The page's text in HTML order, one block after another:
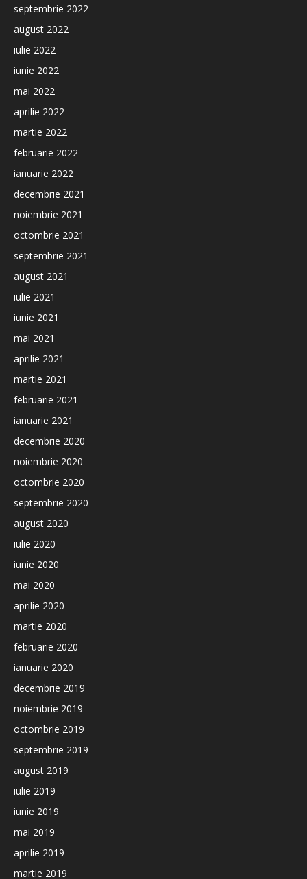
septembrie 2022
august 2022
iulie 2022
iunie 2022
mai 2022
aprilie 2022
martie 2022
februarie 2022
ianuarie 2022
decembrie 2021
noiembrie 2021
octombrie 2021
septembrie 2021
august 2021
iulie 2021
iunie 2021
mai 2021
aprilie 2021
martie 2021
februarie 2021
ianuarie 2021
decembrie 2020
noiembrie 2020
octombrie 2020
septembrie 2020
august 2020
iulie 2020
iunie 2020
mai 2020
aprilie 2020
martie 2020
februarie 2020
ianuarie 2020
decembrie 2019
noiembrie 2019
octombrie 2019
septembrie 2019
august 2019
iulie 2019
iunie 2019
mai 2019
aprilie 2019
martie 2019